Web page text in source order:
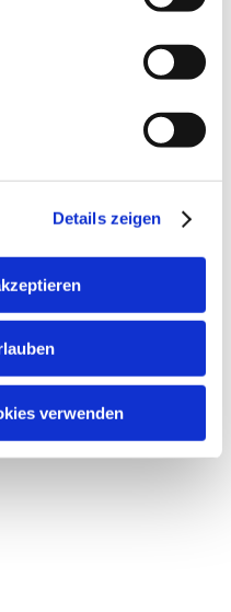
Details zeigen
verwenden